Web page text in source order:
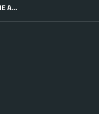
A...